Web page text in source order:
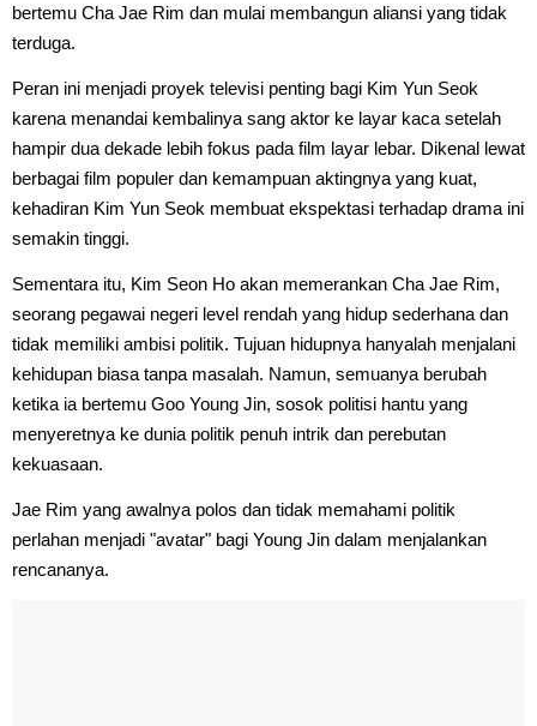
bertemu Cha Jae Rim dan mulai membangun aliansi yang tidak
terduga.
Peran ini menjadi proyek televisi penting bagi Kim Yun Seok
karena menandai kembalinya sang aktor ke layar kaca setelah
hampir dua dekade lebih fokus pada film layar lebar. Dikenal lewat
berbagai film populer dan kemampuan aktingnya yang kuat,
kehadiran Kim Yun Seok membuat ekspektasi terhadap drama ini
semakin tinggi.
Sementara itu, Kim Seon Ho akan memerankan Cha Jae Rim,
seorang pegawai negeri level rendah yang hidup sederhana dan
tidak memiliki ambisi politik. Tujuan hidupnya hanyalah menjalani
kehidupan biasa tanpa masalah. Namun, semuanya berubah
ketika ia bertemu Goo Young Jin, sosok politisi hantu yang
menyeretnya ke dunia politik penuh intrik dan perebutan
kekuasaan.
Jae Rim yang awalnya polos dan tidak memahami politik
perlahan menjadi "avatar" bagi Young Jin dalam menjalankan
rencananya.